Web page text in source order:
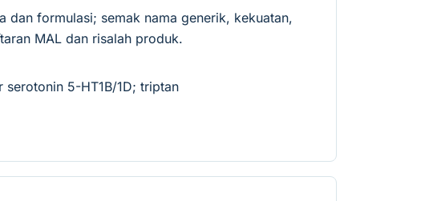
dan formulasi; semak nama generik, kekuatan,
MAL dan risalah produk.
serotonin 5-HT1B/1D; triptan